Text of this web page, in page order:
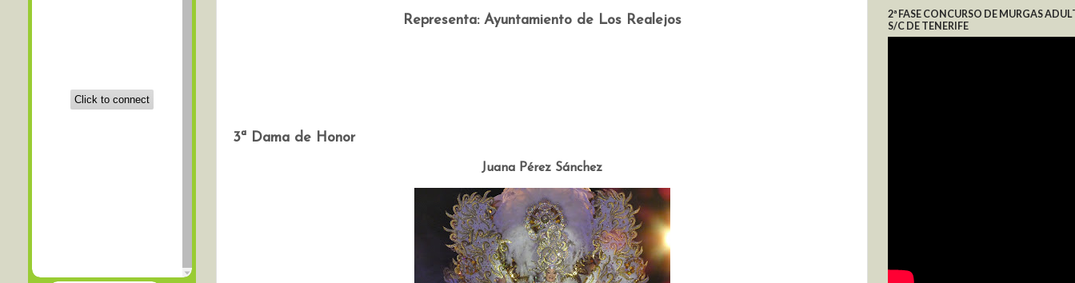
Representa: Ayuntamiento de Los Realejos
3ª Dama de Honor
Juana Pérez Sánchez
2ª FASE CONCURSO DE MURGAS
S/C DE TENERIFE